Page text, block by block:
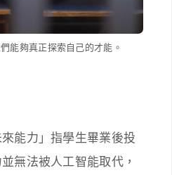
能夠真正探索自己的才能。
能力」指學生畢業後投
無法被人工智能取代，